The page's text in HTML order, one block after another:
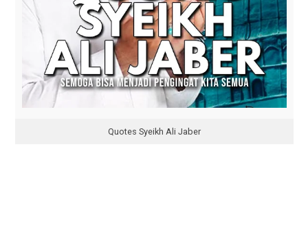
Quotes Syeikh Ali Jaber